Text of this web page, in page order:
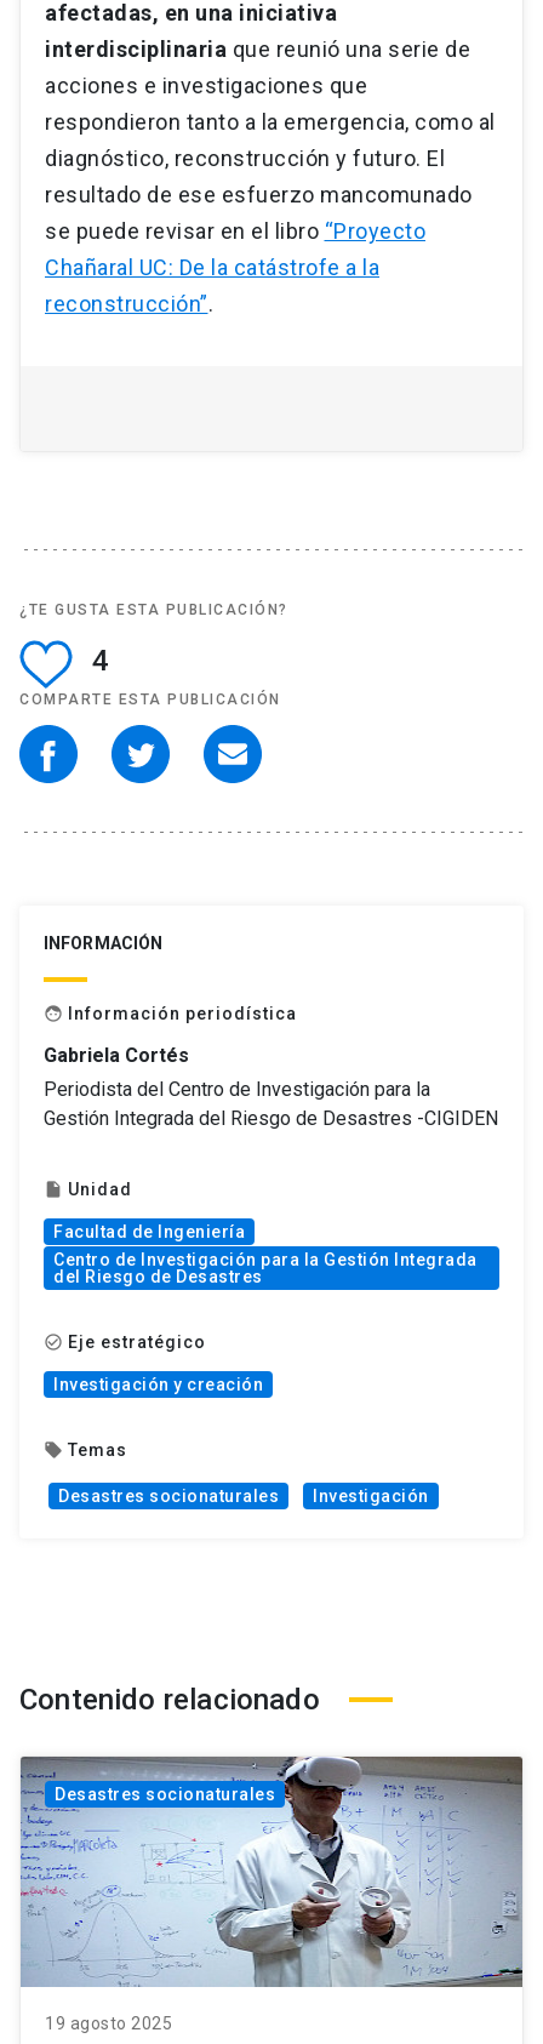
afectadas, en una iniciativa
interdisciplinaria que reunió una serie de
acciones e investigaciones que
respondieron tanto a la emergencia, como al
diagnóstico, reconstrucción y futuro. El
resultado de ese esfuerzo mancomunado
se puede revisar en el libro “Proyecto
Chañaral UC: De la catástrofe a la
reconstrucción”.
¿TE GUSTA ESTA PUBLICACIÓN?
4
COMPARTE ESTA PUBLICACIÓN
INFORMACIÓN
face Información periodística
Gabriela Cortés
Periodista del Centro de Investigación para la
Gestión Integrada del Riesgo de Desastres -CIGIDEN
insert_drive_file Unidad
Facultad de Ingeniería
Centro de Investigación para la Gestión Integrada
del Riesgo de Desastres
check_circle_outline Eje estratégico
Investigación y creación
local_offer Temas
Desastres socionaturales Investigación
Contenido relacionado
Desastres socionaturales
19 agosto 2025